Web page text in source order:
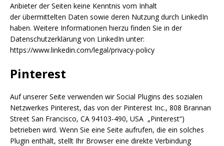
Anbieter der Seiten keine Kenntnis vom Inhalt
der übermittelten Daten sowie deren Nutzung durch LinkedIn
haben. Weitere Informationen hierzu finden Sie in der
Datenschutzerklärung von LinkedIn unter:
https://www.linkedin.com/legal/privacy-policy
Pinterest
Auf unserer Seite verwenden wir Social Plugins des sozialen
Netzwerkes Pinterest, das von der Pinterest Inc., 808 Brannan
Street San Francisco, CA 94103-490, USA „Pinterest“)
betrieben wird. Wenn Sie eine Seite aufrufen, die ein solches
Plugin enthält, stellt Ihr Browser eine direkte Verbindung